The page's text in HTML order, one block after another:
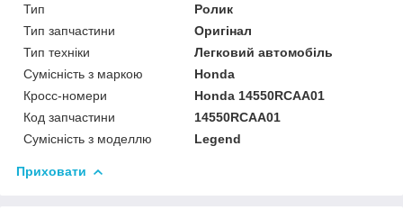
Тип
Ролик
Тип запчастини
Оригінал
Тип техніки
Легковий автомобіль
Сумісність з маркою
Honda
Кросс-номери
Honda 14550RCAA01
Код запчастини
14550RCAA01
Сумісність з моделлю
Legend
Приховати